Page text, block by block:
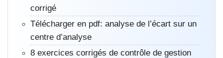
corrigé
Télécharger en pdf: analyse de l’écart sur un
centre d’analyse
8 exercices corrigés de contrôle de gestion